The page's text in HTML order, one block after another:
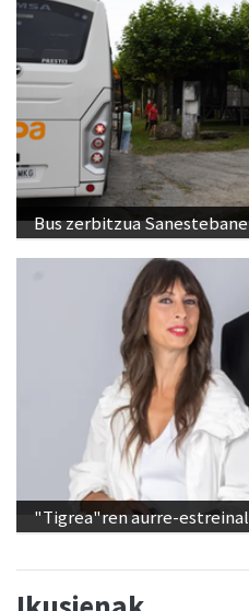
Bus zerbitzua
"Tigrea"ren aurre-